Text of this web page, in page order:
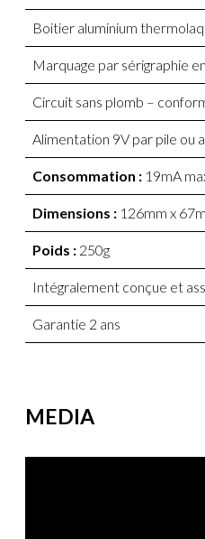
Boitier aluminium
Marquage par sérigraphie
Circuit sans plomb –
Alimentation 9V par pile ou
Consommation : 19mA
Dimensions : 126mm x
Poids : 250g
Intégralement conçue et
Garantie 2 ans
MEDIA